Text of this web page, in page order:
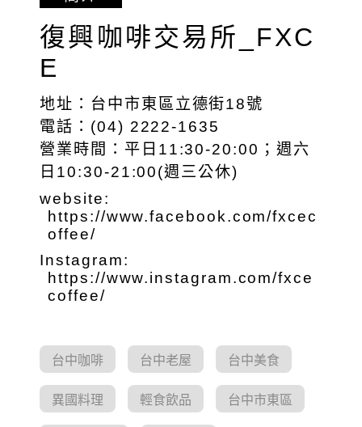
復興咖啡交易所_FXC
E
地址：台中市東區立德街18號
電話：(04) 2222-1635
營業時間：平日11:30-20:00；週六
日10:30-21:00(週三公休)
website:
https://www.facebook.com/fxcec
offee/
Instagram:
https://www.instagram.com/fxce
coffee/
台中咖啡 台中老屋 台中美食
異國料理 輕食飲品 台中市東區